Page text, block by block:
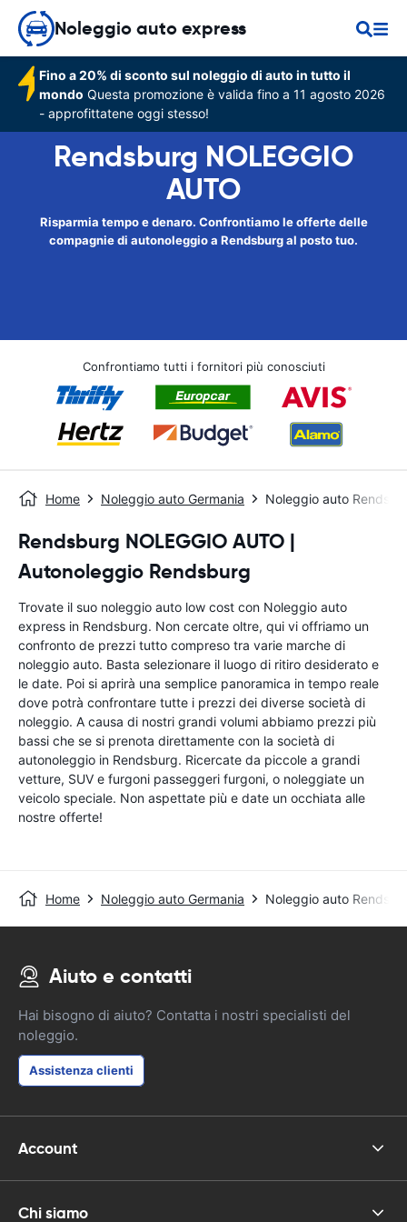
Noleggio auto express
Fino a 20% di sconto sul noleggio di auto in tutto il
mondo Questa promozione è valida fino a 11 agosto 2026
- approfittatene oggi stesso!
Rendsburg NOLEGGIO
AUTO
Risparmia tempo e denaro. Confrontiamo le offerte delle
compagnie di autonoleggio a Rendsburg al posto tuo.
Confrontiamo tutti i fornitori più conosciuti
Home Noleggio auto Germania Noleggio auto
Rendsburg NOLEGGIO AUTO |
Autonoleggio Rendsburg
Trovate il suo noleggio auto low cost con Noleggio auto
express in Rendsburg. Non cercate oltre, qui vi offriamo un
confronto de prezzi tutto compreso tra varie marche di
noleggio auto. Basta selezionare il luogo di ritiro desiderato e
le date. Poi si aprirà una semplice panoramica in tempo reale
dove potrà confrontare tutte i prezzi dei diverse società di
noleggio. A causa di nostri grandi volumi abbiamo prezzi più
bassi che se si prenota direttamente con la società di
autonoleggio in Rendsburg. Ricercate da piccole a grandi
vetture, SUV e furgoni passeggeri furgoni, o noleggiate un
veicolo speciale. Non aspettate più e date un occhiata alle
nostre offerte!
Home Noleggio auto Germania Noleggio auto
Aiuto e contatti
Hai bisogno di aiuto? Contatta i nostri specialisti del
noleggio.
Assistenza clienti
Account
Chi siamo